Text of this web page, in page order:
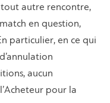
tout autre rencontre,
en question,
particulier, en ce qui
aucun
pour la